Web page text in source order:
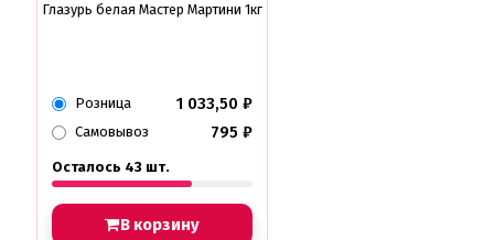
Глазурь белая Мастер Мартини 1кг
Розница 1 033,50 ₽
Самовывоз 795 ₽
Осталось 43 шт.
В корзину